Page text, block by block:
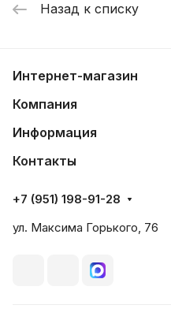
Назад к списку
Интернет-магазин
Компания
Информация
Контакты
+7 (951) 198-91-28
ул. Максима Горького, 76